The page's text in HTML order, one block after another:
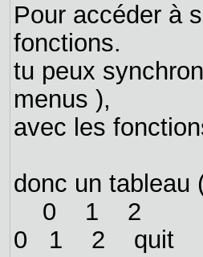
Pour accéder à
fonctions.
tu peux
menus ),
avec les
donc un tableau
0 1 2
0 1 2 quit